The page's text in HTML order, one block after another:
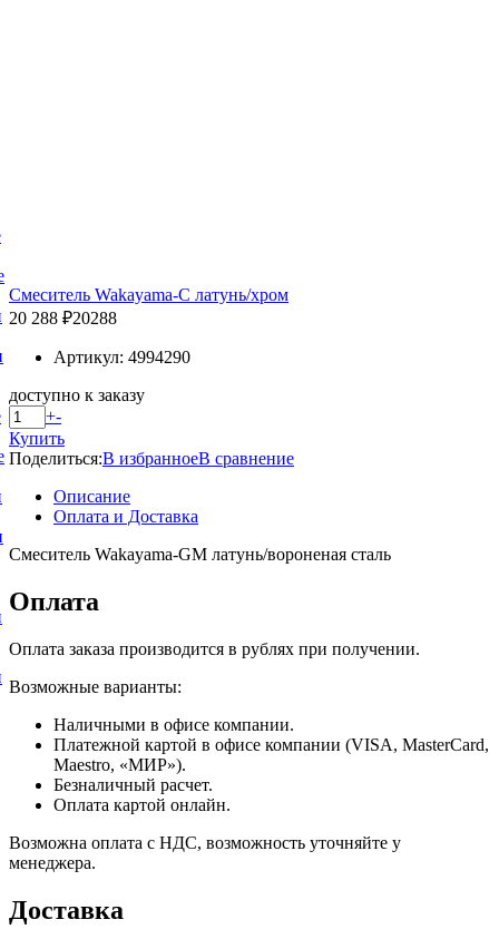
Смеситель Wakayama-C латунь/хром
20 288 ₽20288
Артикул: 4994290
доступно к заказу
+-
Купить
Поделиться:В избранноеВ сравнение
Описание
Оплата и Доставка
Смеситель Wakayama-GM латунь/вороненая сталь
Оплата
Оплата заказа производится в рублях при получении.
Возможные варианты:
Наличными в офисе компании.
Платежной картой в офисе компании (VISA, MasterCard,
Maestro, «МИР»).
Безналичный расчет.
Оплата картой онлайн.
Возможна оплата с НДС, возможность уточняйте у
менеджера.
Доставка